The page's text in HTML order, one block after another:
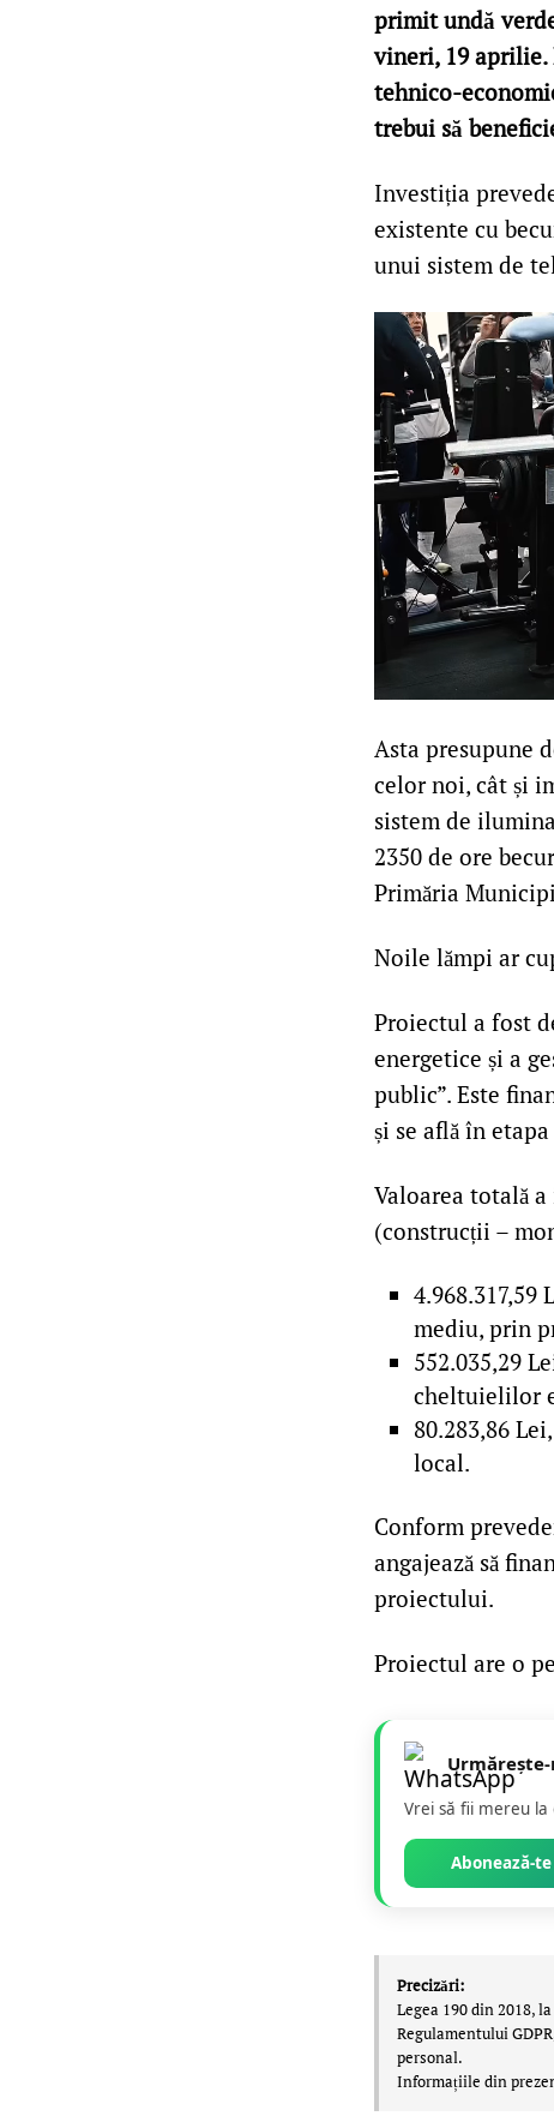
primit undă
vineri, 19
tehnico-
trebui să
Investiția
existente cu
unui sistem de
Asta presupune
celor noi, cât și
sistem de
2350 de ore
Primăria
Noile lămpi ar
Proiectul a fost
energetice și a
public”. Este
și se află în
Valoarea totală
(construcții –
mediu, prin
552.035,29
cheltuielilor
80.283,86
local.
Conform
angajează să
proiectului.
Proiectul are o
Vrei să fii mereu
Abonează-
Precizări:
Legea 190 din 2018,
Regulamentului
personal.
Informațiile din